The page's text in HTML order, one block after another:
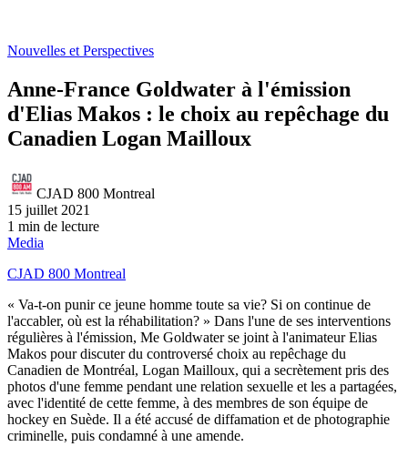
Nouvelles et Perspectives
Anne-France Goldwater à l'émission
d'Elias Makos : le choix au repêchage du
Canadien Logan Mailloux
CJAD 800 Montreal
15 juillet 2021
1 min de lecture
Media
CJAD 800 Montreal
« Va-t-on punir ce jeune homme toute sa vie? Si on continue de
l'accabler, où est la réhabilitation? » Dans l'une de ses interventions
régulières à l'émission, Me Goldwater se joint à l'animateur Elias
Makos pour discuter du controversé choix au repêchage du
Canadien de Montréal, Logan Mailloux, qui a secrètement pris des
photos d'une femme pendant une relation sexuelle et les a partagées,
avec l'identité de cette femme, à des membres de son équipe de
hockey en Suède. Il a été accusé de diffamation et de photographie
criminelle, puis condamné à une amende.